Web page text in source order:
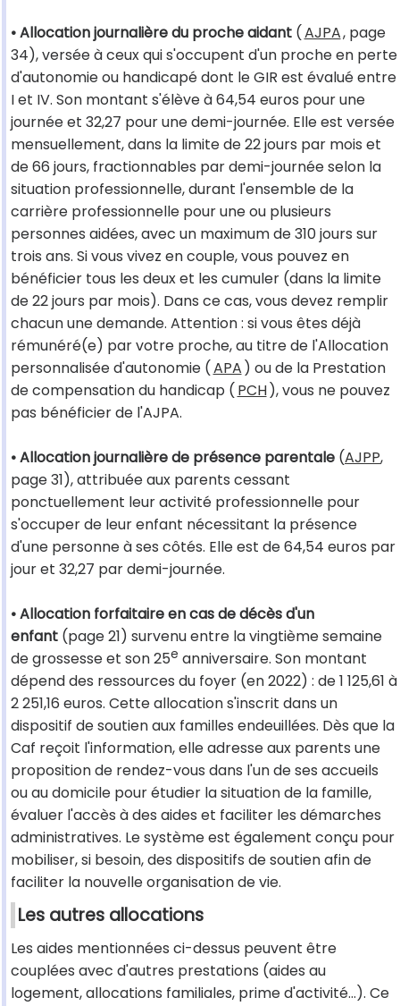
• Allocation journalière du proche aidant (AJPA, page
34), versée à ceux qui s'occupent d'un proche en perte
d'autonomie ou handicapé dont le GIR est évalué entre
I et IV. Son montant s'élève à 64,54 euros pour une
journée et 32,27 pour une demi-journée. Elle est versée
mensuellement, dans la limite de 22 jours par mois et
de 66 jours, fractionnables par demi-journée selon la
situation professionnelle, durant l'ensemble de la
carrière professionnelle pour une ou plusieurs
personnes aidées, avec un maximum de 310 jours sur
trois ans. Si vous vivez en couple, vous pouvez en
bénéficier tous les deux et les cumuler (dans la limite
de 22 jours par mois). Dans ce cas, vous devez remplir
chacun une demande. Attention : si vous êtes déjà
rémunéré(e) par votre proche, au titre de l'Allocation
personnalisée d'autonomie (APA ) ou de la Prestation
de compensation du handicap ( PCH), vous ne pouvez
pas bénéficier de l'AJPA.
• Allocation journalière de présence parentale (AJPP,
page 31), attribuée aux parents cessant
ponctuellement leur activité professionnelle pour
s'occuper de leur enfant nécessitant la présence
d'une personne à ses côtés. Elle est de 64,54 euros par
jour et 32,27 par demi-journée.
• Allocation forfaitaire en cas de décès d'un
enfant (page 21) survenu entre la vingtième semaine
de grossesse et son 25e anniversaire. Son montant
dépend des ressources du foyer (en 2022) : de 1 125,61 à
2 251,16 euros. Cette allocation s'inscrit dans un
dispositif de soutien aux familles endeuillées. Dès que la
Caf reçoit l'information, elle adresse aux parents une
proposition de rendez-vous dans l'un de ses accueils
ou au domicile pour étudier la situation de la famille,
évaluer l'accès à des aides et faciliter les démarches
administratives. Le système est également conçu pour
mobiliser, si besoin, des dispositifs de soutien afin de
faciliter la nouvelle organisation de vie.
Les autres allocations
Les aides mentionnées ci-dessus peuvent être
couplées avec d'autres prestations (aides au
logement, allocations familiales, prime d'activité…). Ce